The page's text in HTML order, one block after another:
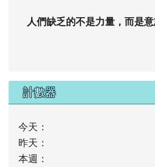
人們缺乏的不是力量，而是意
計數器
今天：
昨天：
本週：